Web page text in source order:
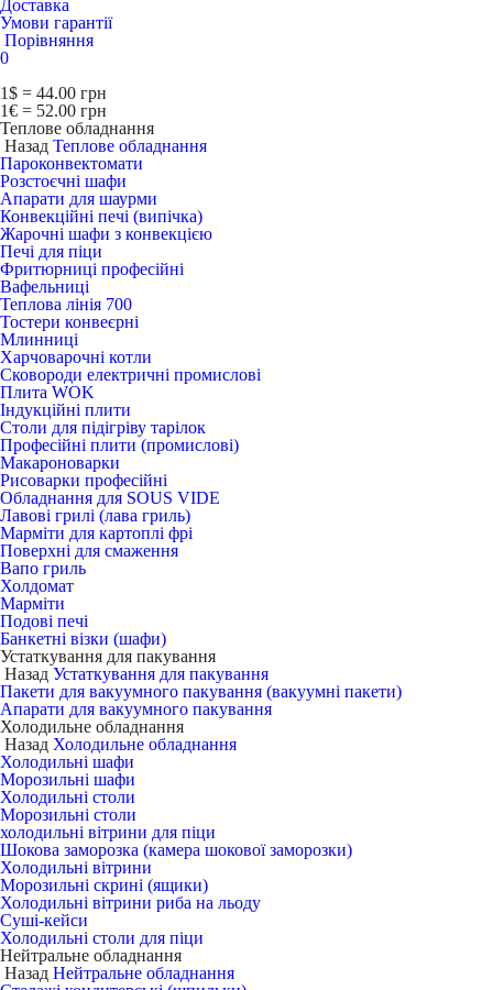
Доставка
Умови гарантії
Порівняння
0
1$ = 44.00 грн
1€ = 52.00 грн
Теплове обладнання
Назад Теплове обладнання
Пароконвектомати
Розстоєчні шафи
Апарати для шаурми
Конвекційні печі (випічка)
Жарочні шафи з конвекцією
Печі для піци
Фритюрниці професійні
Вафельниці
Теплова лінія 700
Тостери конвеєрні
Млинниці
Харчоварочні котли
Сковороди електричні промислові
Плита WOK
Індукційні плити
Столи для підігріву тарілок
Професійні плити (промислові)
Макароноварки
Рисоварки професійні
Обладнання для SOUS VIDE
Лавові грилі (лава гриль)
Марміти для картоплі фрі
Поверхні для смаження
Вапо гриль
Холдомат
Марміти
Подові печі
Банкетні візки (шафи)
Устаткування для пакування
Назад Устаткування для пакування
Пакети для вакуумного пакування (вакуумні пакети)
Апарати для вакуумного пакування
Холодильне обладнання
Назад Холодильне обладнання
Холодильні шафи
Морозильні шафи
Холодильні столи
Морозильні столи
холодильні вітрини для піци
Шокова заморозка (камера шокової заморозки)
Холодильні вітрини
Морозильні скрині (ящики)
Холодильні вітрини риба на льоду
Суші-кейси
Холодильні столи для піци
Нейтральне обладнання
Назад Нейтральне обладнання